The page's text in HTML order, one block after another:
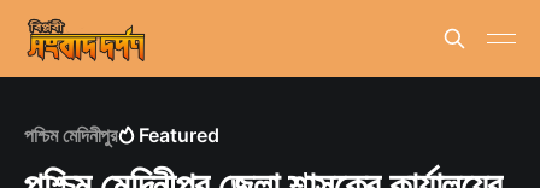
পশ্চিম মেদিনীপুর Featured